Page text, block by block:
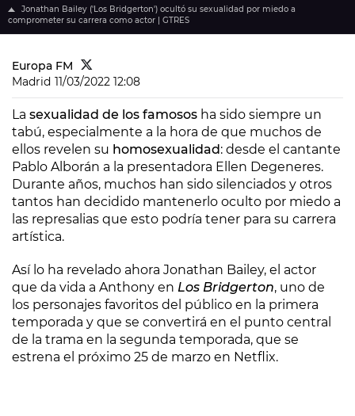
Jonathan Bailey ('Los Bridgerton') ocultó su sexualidad por miedo a
comprometer su carrera como actor | GTRES
Europa FM
Madrid 11/03/2022 12:08
La sexualidad de los famosos ha sido siempre un
tabú, especialmente a la hora de que muchos de
ellos revelen su homosexualidad: desde el cantante
Pablo Alborán a la presentadora Ellen Degeneres.
Durante años, muchos han sido silenciados y otros
tantos han decidido mantenerlo oculto por miedo a
las represalias que esto podría tener para su carrera
artística.
Así lo ha revelado ahora Jonathan Bailey, el actor
que da vida a Anthony en Los Bridgerton, uno de
los personajes favoritos del público en la primera
temporada y que se convertirá en el punto central
de la trama en la segunda temporada, que se
estrena el próximo 25 de marzo en Netflix.